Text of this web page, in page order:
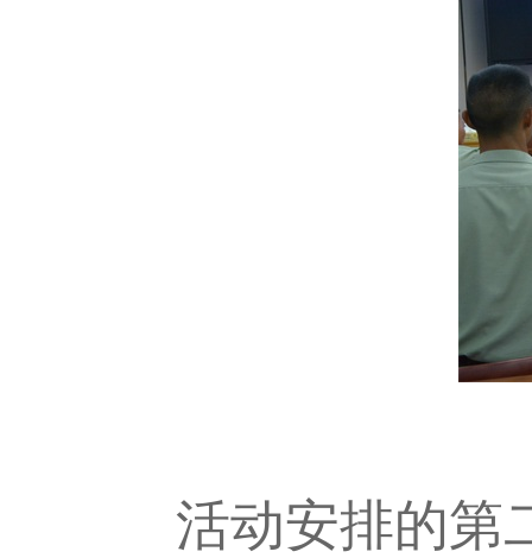
活动安排的第二